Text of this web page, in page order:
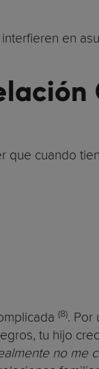
en
que cuando
(8). Por
tu hijo
no me